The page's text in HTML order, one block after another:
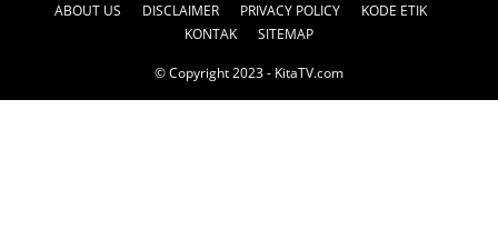
ABOUT US DISCLAIMER PRIVACY POLICY
KODE ETIK
KONTAK
SITEMAP
© Copyright 2023 - KitaTV.com